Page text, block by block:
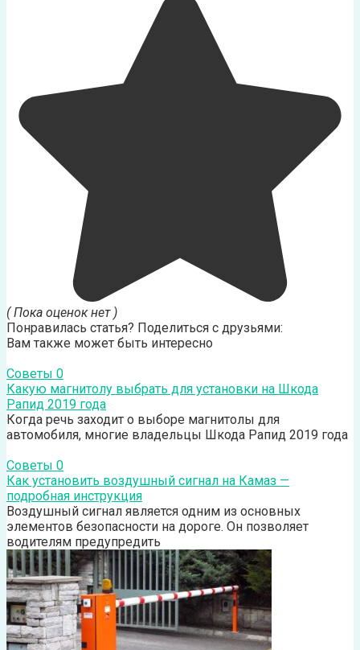
( Пока оценок нет )
Понравилась статья? Поделиться с друзьями:
Вам также может быть интересно
Советы 0
Какую магнитолу выбрать для установки на Шкода
Рапид 2019 года
Когда речь заходит о выборе магнитолы для
автомобиля, многие владельцы Шкода Рапид 2019 года
Советы 0
Как установить воздушный сигнал на Камаз —
подробная инструкция
Воздушный сигнал является одним из основных
элементов безопасности на дороге. Он позволяет
водителям предупредить